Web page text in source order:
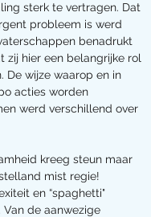
sterk te vertragen. Dat
probleem is werd
benadrukt
zij hier een belangrijke rol
De wijze waarop en in
acties worden
werd verschillend over
kreeg steun maar
mist regie!
en “spaghetti"
de aanwezige